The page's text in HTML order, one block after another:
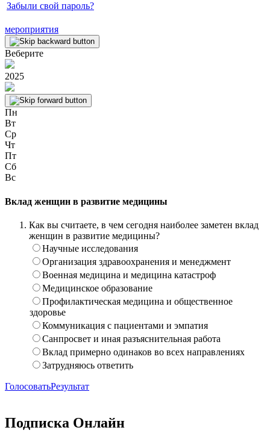
Забыли свой пароль?
мероприятия
Веберите
2025
Пн
Вт
Ср
Чт
Пт
Сб
Вс
Вклад женщин в развитие медицины
Как вы считаете, в чем сегодня наиболее заметен вклад
женщин в развитие медицины?
Научные исследования
Организация здравоохранения и менеджмент
Военная медицина и медицина катастроф
Медицинское образование
Профилактическая медицина и общественное
здоровье
Коммуникация с пациентами и эмпатия
Санпросвет и иная разъяснительная работа
Вклад примерно одинаков во всех направлениях
Затрудняюсь ответить
ГолосоватьРезультат
Подписка Онлайн